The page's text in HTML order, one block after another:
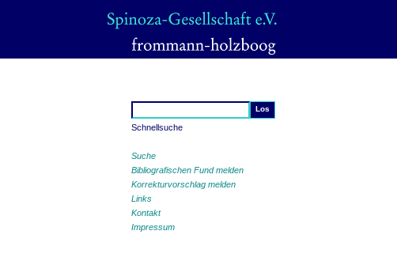
Schnellsuche
Suche
Bibliografischen Fund melden
Korrekturvorschlag melden
Links
Kontakt
Impressum